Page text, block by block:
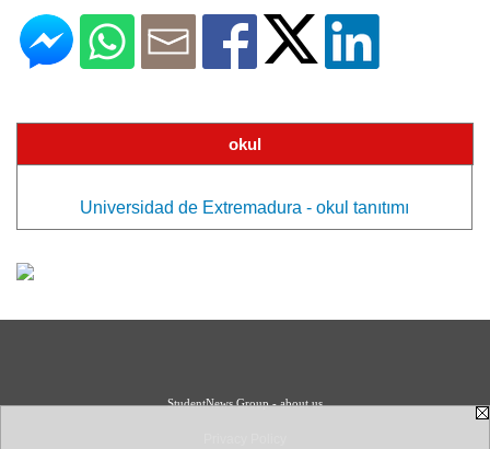
okul
Universidad de Extremadura - okul tanıtımı
StudentNews Group - about us